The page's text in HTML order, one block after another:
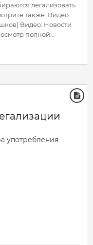
легализовать
также: Видео:
Видео: Новости
полной...
употребления